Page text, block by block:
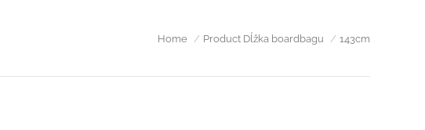
You are here:
Home Product Dĺžka boardbagu 143cm